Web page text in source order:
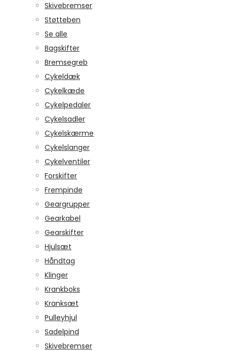
Skivebremser
Støtteben
Se alle
Bagskifter
Bremsegreb
Cykeldæk
Cykelkæde
Cykelpedaler
Cykelsadler
Cykelskærme
Cykelslanger
Cykelventiler
Forskifter
Frempinde
Geargrupper
Gearkabel
Gearskifter
Hjulsæt
Håndtag
Klinger
Krankboks
Kranksæt
Pulleyhjul
Sadelpind
Skivebremser